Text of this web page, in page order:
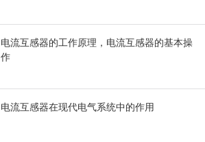
电流互感器的工作原理，电流互感器的基本操
作
电流互感器在现代电气系统中的作用